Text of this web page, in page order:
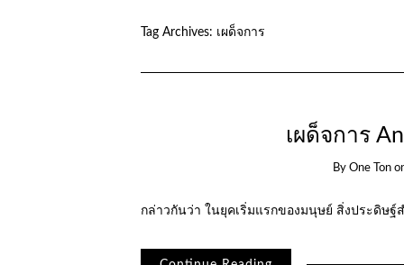
Tag Archives: เผด็จการ
เผด็จการ
By One Ton
กล่าวกันว่า ในยุคเริ่มแรกของมนุษย์ สิ่งประดิษ